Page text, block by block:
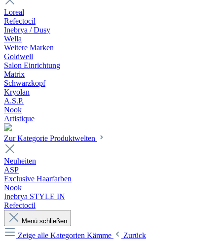
Loreal
Refectocil
Inebrya / Dusy
Wella
Weitere Marken
Goldwell
Salon Einrichtung
Matrix
Schwarzkopf
Kryolan
A.S.P.
Nook
Artistique
Zur Kategorie Produktwelten
Neuheiten
ASP
Exclusive Haarfarben
Nook
Inebrya STYLE IN
Refectocil
Menü schließen
Zeige alle Kategorien Kämme
Zurück